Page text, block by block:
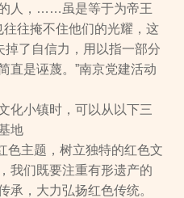
人，……虽是等于为帝王
往往掩不住他们的光耀，这
掉了自信力，用以指一部分
直是诬蔑。”南京党建活动
化小镇时，可以从以下三
地
色主题，树立独特的红色文
我们既要注重有形遗产的
承，大力弘扬红色传统。